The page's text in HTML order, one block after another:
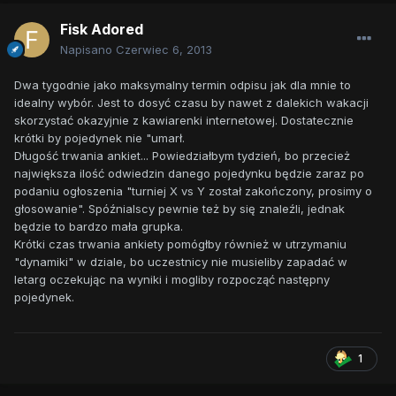
Fisk Adored
Napisano Czerwiec 6, 2013
Dwa tygodnie jako maksymalny termin odpisu jak dla mnie to
idealny wybór. Jest to dosyć czasu by nawet z dalekich wakacji
skorzystać okazyjnie z kawiarenki internetowej. Dostatecznie
krótki by pojedynek nie "umarł.
Długość trwania ankiet... Powiedziałbym tydzień, bo przecież
największa ilość odwiedzin danego pojedynku będzie zaraz po
podaniu ogłoszenia "turniej X vs Y został zakończony, prosimy o
głosowanie". Spóźnialscy pewnie też by się znaleźli, jednak
będzie to bardzo mała grupka.
Krótki czas trwania ankiety pomógłby również w utrzymaniu
"dynamiki" w dziale, bo uczestnicy nie musieliby zapadać w
letarg oczekując na wyniki i mogliby rozpocząć następny
pojedynek.
1